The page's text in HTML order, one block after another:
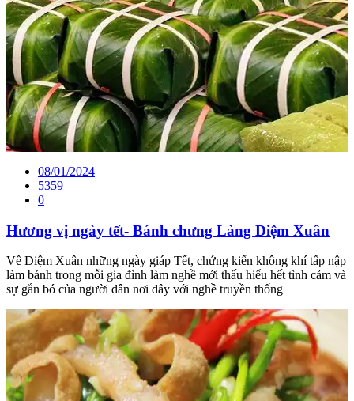
08/01/2024
5359
0
Hương vị ngày tết- Bánh chưng Làng Diệm Xuân
Về Diệm Xuân những ngày giáp Tết, chứng kiến không khí tấp nập
làm bánh trong mỗi gia đình làm nghề mới thấu hiểu hết tình cảm và
sự gắn bó của người dân nơi đây với nghề truyền thống